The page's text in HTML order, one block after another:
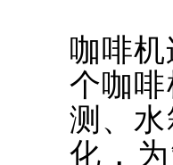
咖啡
个咖
测、
化，